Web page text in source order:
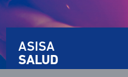
ASISA
SALUD